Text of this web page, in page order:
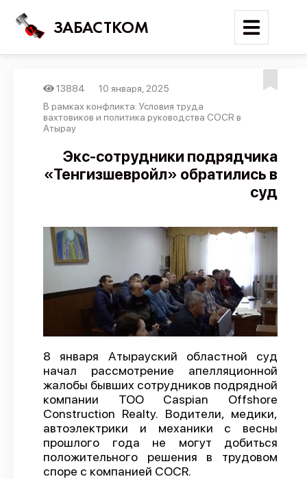
ЗАБАСТКОМ
Войти
Новости
Карта событий
Отчеты
Предложить публикацию
Справочник
API
О проекте
Политика конфиденциальности
13884
10 января, 2025
В рамках конфликта: Условия труда
вахтовиков и политика руководства COCR в
Атырау
Экс-сотрудники подрядчика
«Тенгизшевройл» обратились в
суд
8 января Атырауский областной суд
начал рассмотрение апелляционной
жалобы бывших сотрудников подрядной
компании ТОО Caspian Offshore
Construction Realty. Водители, медики,
автоэлектрики и механики с весны
прошлого года не могут добиться
положительного решения в трудовом
споре с компанией COCR.